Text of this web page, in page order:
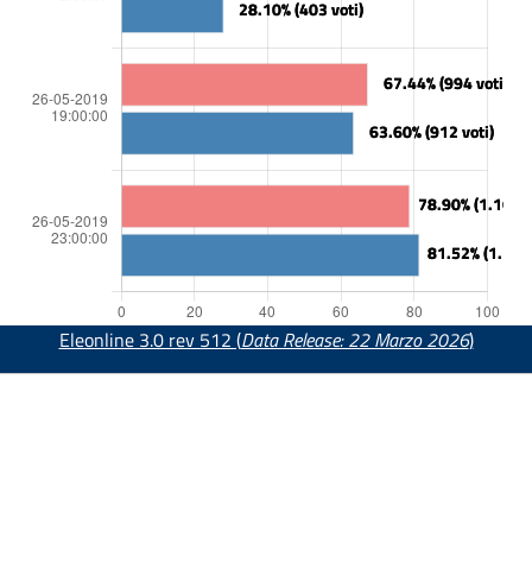
Eleonline 3.0 rev 512 (Data Release: 22 Marzo 2026)